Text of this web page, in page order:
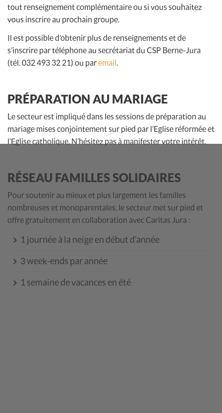
tout renseignement complémentaire ou si vous souhaitez
vous inscrire au prochain groupe.
Il est possible d’obtenir plus de renseignements et de
s’inscrire par téléphone au secrétariat du CSP Berne-Jura
(tél. 032 493 32 21) ou paremail.
PRÉPARATION AU MARIAGE
Le secteur est impliqué dans les sessions de préparation au
mariage mises conjointement sur pied par l’Eglise réformée et
l’Eglise catholique. N’hésitez pas à manifester votre intérêt.
RÉSEAU FAMILLES SOLIDAIRES
Pour soutenir au mieux et plus largement les familles
nombreuses et monoparentales, le secteur met sur pied et
offre gratuitement en collaboration avec Caritas Jura :
1 journée à la neige en début d’année
3 week-ends par année
1 semaine de vacances en été